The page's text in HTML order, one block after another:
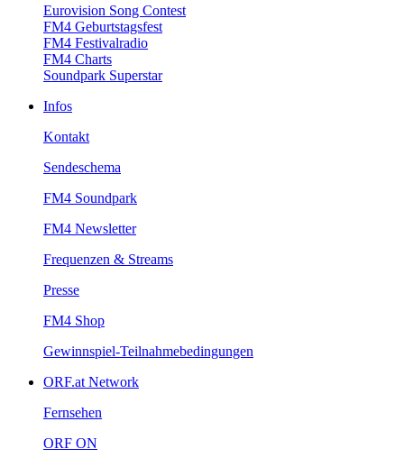
EurovisionSongContest
FM4Geburtstagsfest
FM4Festivalradio
FM4Charts
SoundparkSuperstar
Infos
Kontakt
Sendeschema
FM4Soundpark
FM4Newsletter
Frequenzen&Streams
Presse
FM4Shop
Gewinnspiel-Teilnahmebedingungen
ORF.atNetwork
Fernsehen
ORFON